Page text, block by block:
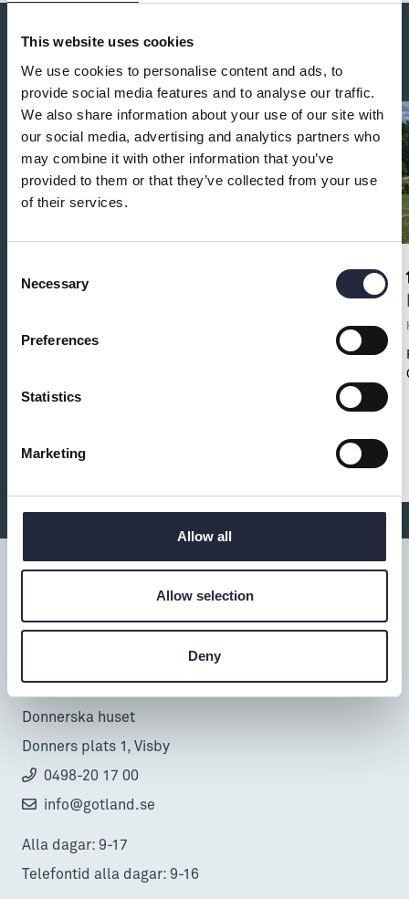
This website uses cookies
We use cookies to personalise content and ads, to
provide social media features and to analyse our traffic.
We also share information about your use of our site with
our social media, advertising and analytics partners who
may combine it with other information that you’ve
provided to them or that they’ve collected from your use
of their services.
Selection
Necessary
Preferences
Statistics
Marketing
Allow all
Allow selection
Deny
Du kanske också är intresserad av:
Turistbyrå
Donnerska huset
Donners plats 1, Visby
0498-20 17 00
info@gotland.se
Alla dagar: 9-17
Telefontid alla dagar: 9-16
Tillgänglighet